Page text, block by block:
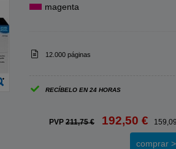
magenta
12.000 páginas
RECÍBELO EN 24 HORAS
PVP 211,75 € 192,50 €
comprar >